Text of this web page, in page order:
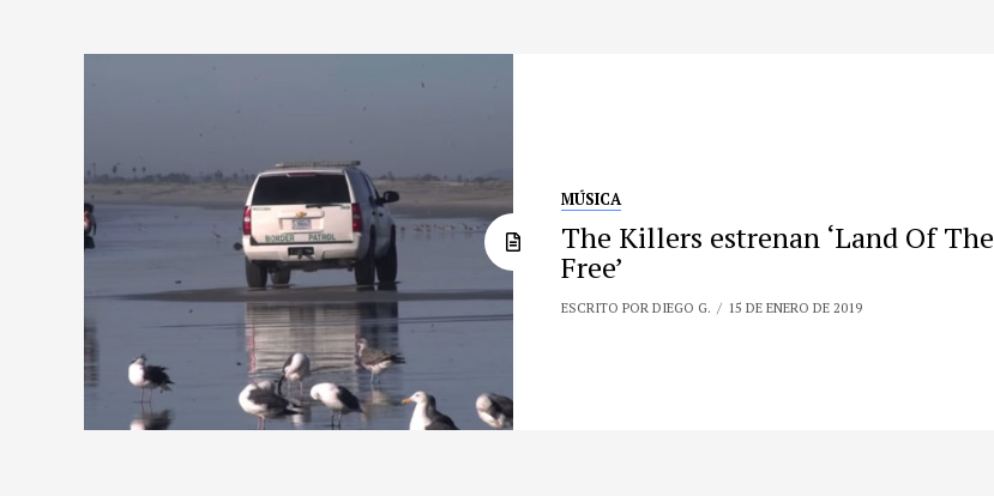
MÚSICA
The Killers estrenan ‘Land Of The
Free’
ESCRITO POR DIEGO G. 15 DE ENERO DE 2019